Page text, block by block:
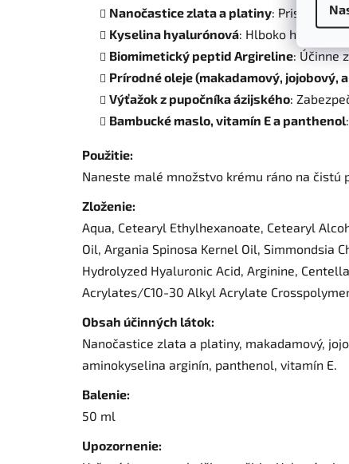
Nanočastice zlata a platiny: Prispievajú
Kyselina hyalurónová: Hlboko hydratuje
Biomimetický peptid Argireline: Účinne
Prírodné oleje (makadamový, jojobový,
Výťažok z pupočníka ázijského:
Bambucké maslo, vitamín E a panthenol
Použitie:
Naneste malé množstvo krému ráno na
Zloženie:
Aqua, Cetearyl Ethylhexanoate, Cetearyl
Oil, Argania Spinosa Kernel Oil, Simmondsia
Hydrolyzed Hyaluronic Acid, Arginine,
Acrylates/C10-30 Alkyl Acrylate
Obsah účinných látok:
Nanočastice zlata a platiny, makadamový,
aminokyselina arginín, panthenol, vitamín E.
Balenie:
50 ml
Upozornenie: